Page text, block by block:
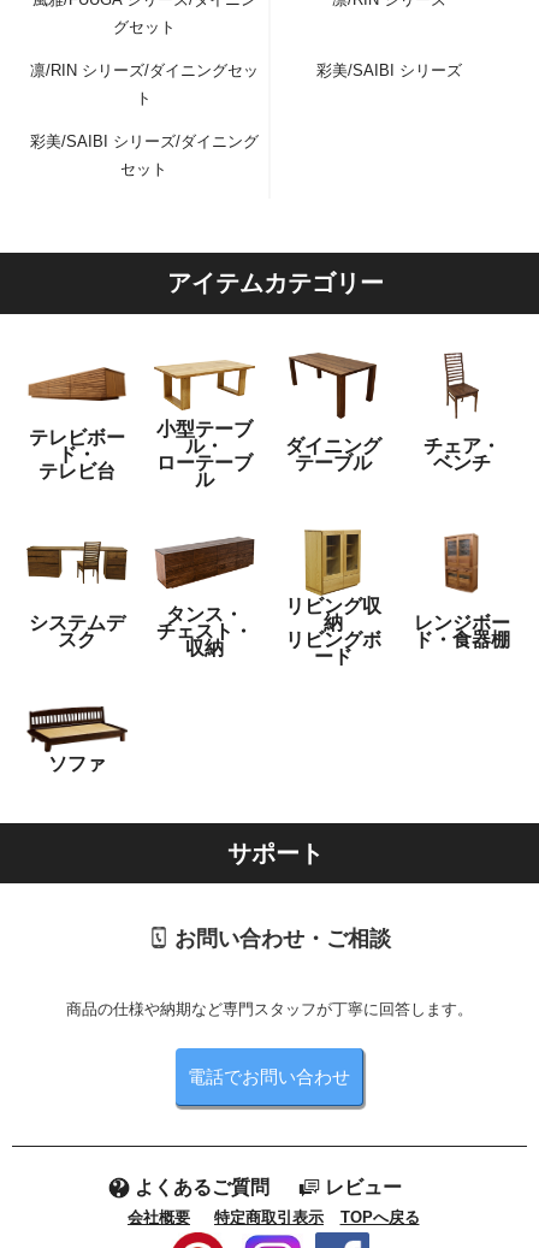
グセット
凛/RIN シリーズ/ダイニングセッ
ト
彩美/SAIBI シリーズ
彩美/SAIBI シリーズ/ダイニング
セット
アイテムカテゴリー
テレビボー
ド・
テレビ台
小型テーブ
ル・
ローテーブ
ル
ダイニング
テーブル
チェア・
ベンチ
システムデ
スク
タンス・
チェスト・
収納
リビング収
納
リビングボ
ード
レンジボー
ド・食器棚
ソファ
サポート
お問い合わせ・ご相談
商品の仕様や納期など専門スタッフが丁寧に回答します。
電話でお問い合わせ
よくあるご質問 レビュー
会社概要 特定商取引表示 TOPへ戻る